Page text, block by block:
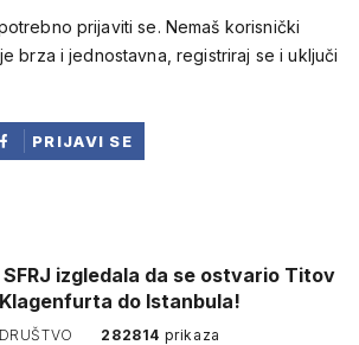
prijaviti se. Nemaš korisnički
brza i jednostavna, registriraj se i uključi
PRIJAVI SE
SFRJ izgledala da se ostvario Titov
do Istanbula!
282814 prikaza